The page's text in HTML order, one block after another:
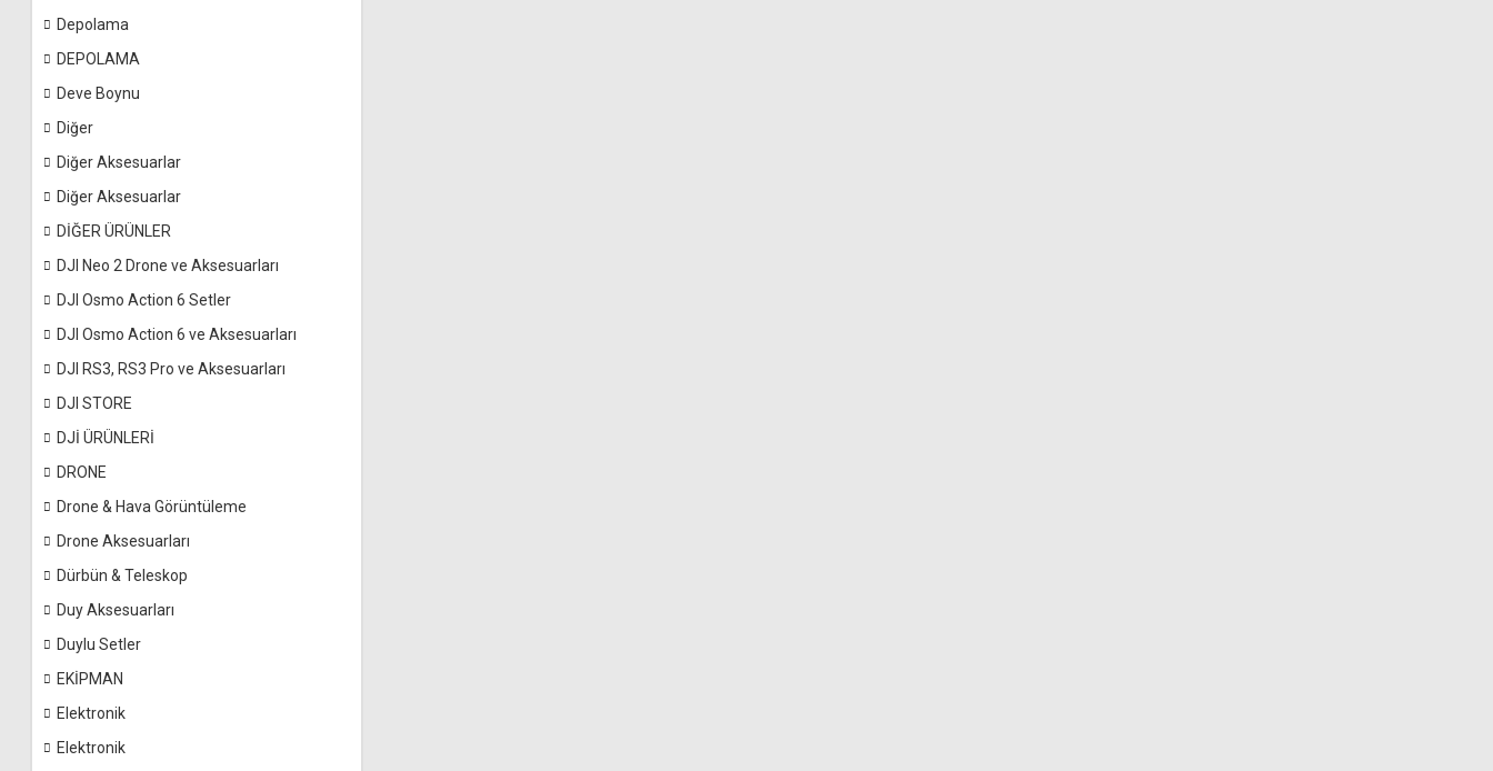
Depolama
DEPOLAMA
Deve Boynu
Diğer
Diğer Aksesuarlar
Diğer Aksesuarlar
DİĞER ÜRÜNLER
DJI Neo 2 Drone ve Aksesuarları
DJI Osmo Action 6 Setler
DJI Osmo Action 6 ve Aksesuarları
DJI RS3, RS3 Pro ve Aksesuarları
DJI STORE
DJİ ÜRÜNLERİ
DRONE
Drone & Hava Görüntüleme
Drone Aksesuarları
Dürbün & Teleskop
Duy Aksesuarları
Duylu Setler
EKİPMAN
Elektronik
Elektronik